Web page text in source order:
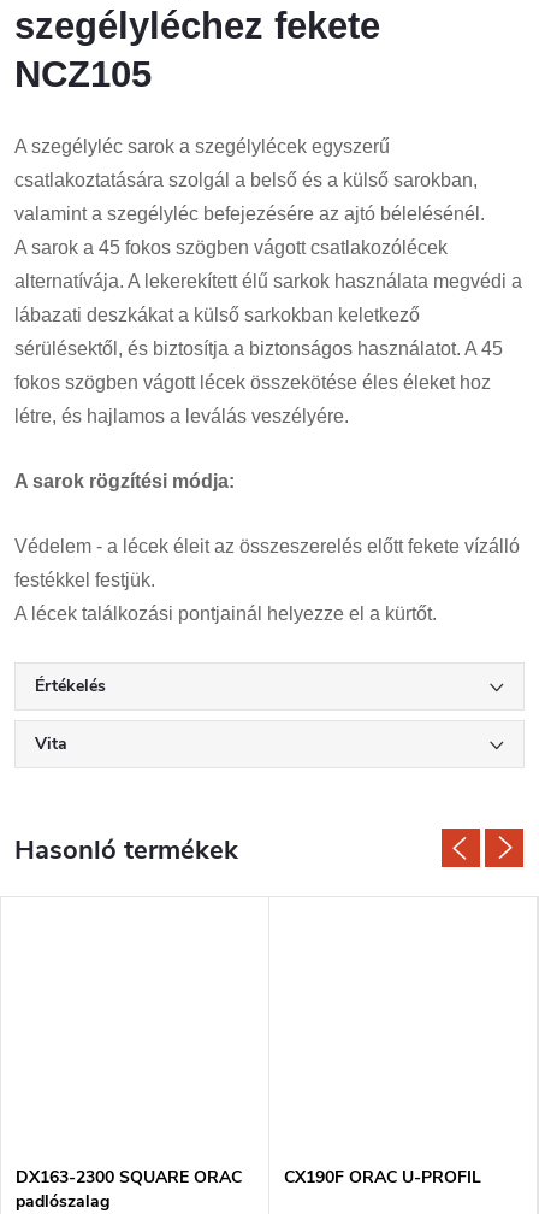
szegélyléchez fekete
NCZ105
A szegélyléc sarok a szegélylécek egyszerű
csatlakoztatására szolgál a belső és a külső sarokban,
valamint a szegélyléc befejezésére az ajtó bélelésénél.
A sarok a 45 fokos szögben vágott csatlakozólécek
alternatívája. A lekerekített élű sarkok használata megvédi a
lábazati deszkákat a külső sarkokban keletkező
sérülésektől, és biztosítja a biztonságos használatot. A 45
fokos szögben vágott lécek összekötése éles éleket hoz
létre, és hajlamos a leválás veszélyére.
A sarok rögzítési módja:
Védelem - a lécek éleit az összeszerelés előtt fekete vízálló
festékkel festjük.
A lécek találkozási pontjainál helyezze el a kürtőt.
Értékelés
Vita
DX163-2300 SQUARE ORAC
padlószalag
CX190F ORAC U-PROFIL